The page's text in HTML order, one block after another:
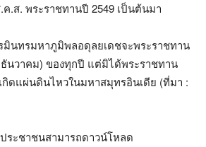
.ส. พระราชทานปี 2549 เป็นต้นมา
มินทรมหาภูมิพลอดุลยเดชจะพระราชทาน
นวาคม) ของทุกปี แต่มิได้พระราชทาน
กิดแผ่นดินไหวในมหาสมุทรอินเดีย (ที่มา :
ระชาชนสามารถดาวน์โหลด